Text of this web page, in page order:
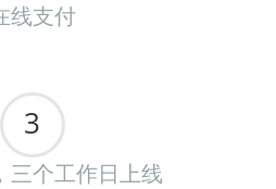
线支付
3
三个工作日上线